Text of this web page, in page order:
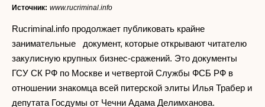
Источник: www.rucriminal.info
Rucriminal.info продолжает публиковать крайне
занимательные документ, которые открывают читателю
закулисную крупных бизнес-сражений. Это документы
ГСУ СК РФ по Москве и четвертой Службы ФСБ РФ в
отношении знакомца всей питерской элиты Илья Трабер и
депутата Госдумы от Чечни Адама Делимханова.